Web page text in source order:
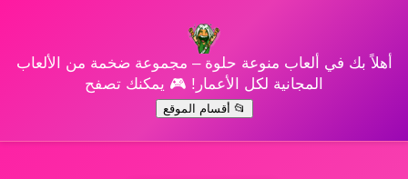
أهلاً بك في ألعاب منوعة حلوة – مجموعة ضخمة من الألعاب
المجانية لكل الأعمار! 🎮 يمكنك تصفح
📂 أقسام الموقع